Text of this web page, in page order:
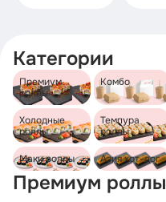
Категории
Премиум
роллы
Комбо
Холодные
роллы
Темпура
роллы
Маки роллы Азия хот-дог
Премиум роллы